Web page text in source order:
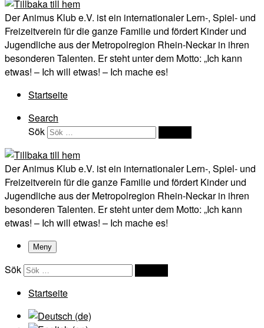
Der Animus Klub e.V. ist ein internationaler Lern-, Spiel- und
Freizeitverein für die ganze Familie und fördert Kinder und
Jugendliche aus der Metropolregion Rhein-Neckar in ihren
besonderen Talenten. Er steht unter dem Motto: „Ich kann
etwas! – Ich will etwas! – Ich mache es!
Startseite
Search
Sök
Der Animus Klub e.V. ist ein internationaler Lern-, Spiel- und
Freizeitverein für die ganze Familie und fördert Kinder und
Jugendliche aus der Metropolregion Rhein-Neckar in ihren
besonderen Talenten. Er steht unter dem Motto: „Ich kann
etwas! – Ich will etwas! – Ich mache es!
Meny
Sök
Startseite